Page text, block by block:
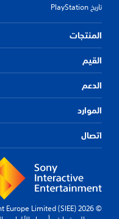
تاريخ PlayStation
المنتجات
القيم
الدعم
الموارد
اتصال
© 2026 Sony Interactive Entertainment Europe Limited (SIEE)